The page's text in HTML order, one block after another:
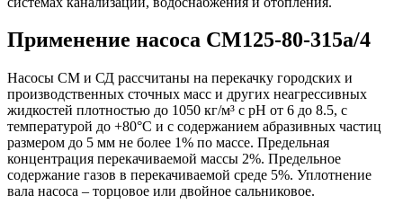
Применение насоса СМ125-80-315а/4
Насосы СМ и СД рассчитаны на перекачку городских и
производственных сточных масс и других неагрессивных
жидкостей плотностью до 1050 кг/м³ с pH от 6 до 8.5, с
температурой до +80°С и с содержанием абразивных частиц
размером до 5 мм не более 1% по массе. Предельная
концентрация перекачиваемой массы 2%. Предельное
содержание газов в перекачиваемой среде 5%. Уплотнение
вала насоса – торцовое или двойное сальниковое.